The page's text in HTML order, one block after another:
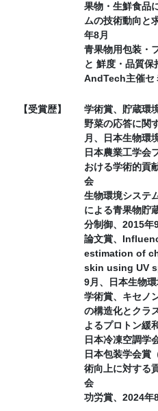
果物・生鮮食品
ムの技術動向と
年8月
青果物用包装・
と 鮮度・品質保
AndTech主催セ
【受賞歴】
学術賞、貯蔵環
野菜の応答に関
月、日本生物環
日本農業工学会
おける学術的貢
会
生物環境システ
による青果物貯
分制御、2015年
論文賞、
estimation of
skin using UV
9月、日本生物
学術賞、キセノ
の構造化とクラ
よるプロトン緩
日本冷凍空調学
日本包装学会賞
術向上に対する
会
功労賞、2024年